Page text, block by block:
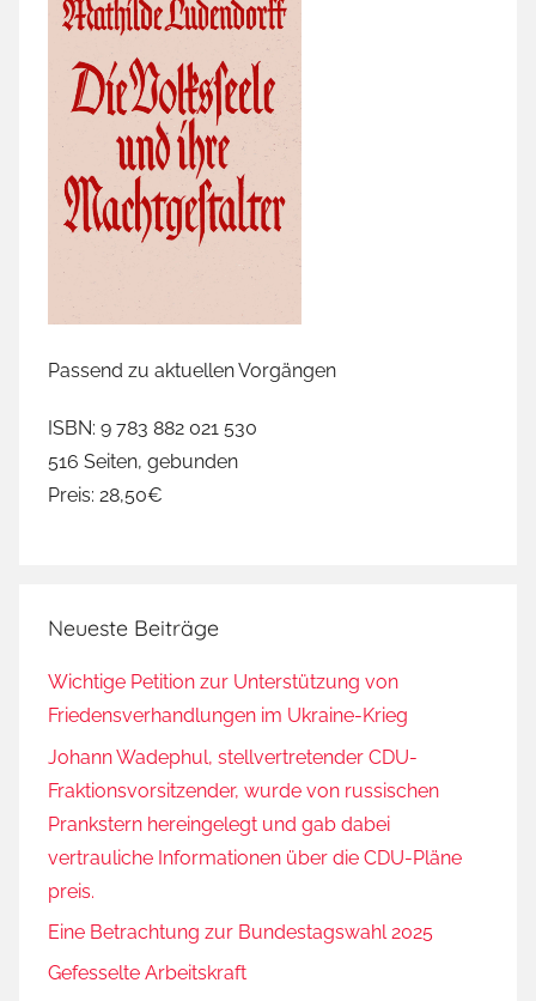
Passend zu aktuellen Vorgängen
ISBN: 9 783 882 021 530
516 Seiten, gebunden
Preis: 28,50€
Neueste Beiträge
Wichtige Petition zur Unterstützung von
Friedensverhandlungen im Ukraine-Krieg
Johann Wadephul, stellvertretender CDU-
Fraktionsvorsitzender, wurde von russischen
Prankstern hereingelegt und gab dabei
vertrauliche Informationen über die CDU-Pläne
preis.
Eine Betrachtung zur Bundestagswahl 2025
Gefesselte Arbeitskraft